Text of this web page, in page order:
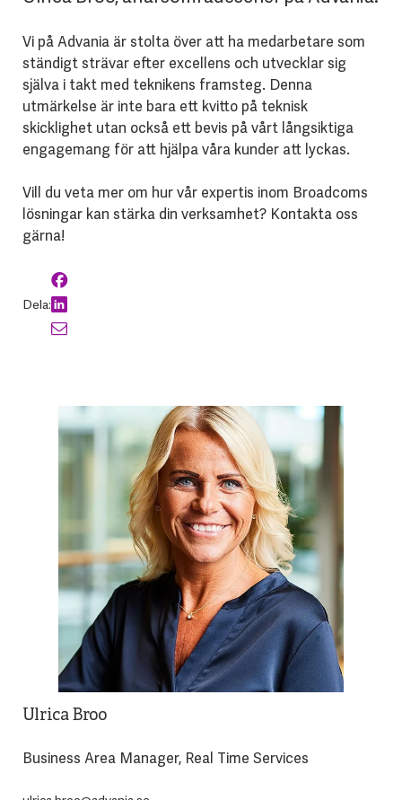
Vi på Advania är stolta över att ha medarbetare som
ständigt strävar efter excellens och utvecklar sig
själva i takt med teknikens framsteg. Denna
utmärkelse är inte bara ett kvitto på teknisk
skicklighet utan också ett bevis på vårt långsiktiga
engagemang för att hjälpa våra kunder att lyckas.
Vill du veta mer om hur vår expertis inom Broadcoms
lösningar kan stärka din verksamhet? Kontakta oss
gärna!
Dela:
Ulrica Broo
Business Area Manager, Real Time Services